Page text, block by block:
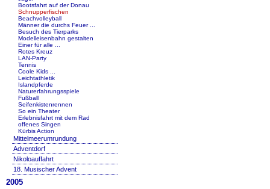
Bootsfahrt auf der Donau
Schnupperfischen
Beachvolleyball
Männer die durchs Feuer ...
Besuch des Tierparks
Modelleisenbahn gestalten
Einer für alle ...
Rotes Kreuz
LAN-Party
Tennis
Coole Kids ...
Leichtathletik
Islandpferde
Naturerfahrungsspiele
Fußball
Seifenkistenrennen
So ein Theater
Erlebnisfahrt mit dem Rad
offenes Singen
Kürbis Action
Mittelmeerumrundung
Adventdorf
Nikoloauffahrt
18. Musischer Advent
2005